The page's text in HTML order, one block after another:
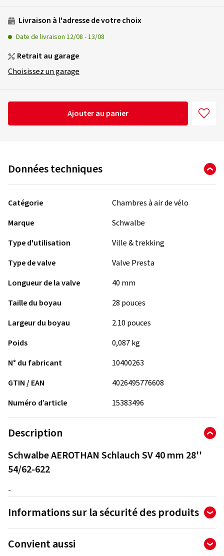
Livraison à l'adresse de votre choix
Date de livraison 12/08 -13/08
Retrait au garage
Choisissez un garage
Ajouter au panier
Données techniques
Catégorie
Chambres à air de vélo
Marque
Schwalbe
Type d'utilisation
Ville & trekking
Type de valve
Valve Presta
Longueur de la valve
40 mm
Taille du boyau
28 pouces
Largeur du boyau
2.10 pouces
Poids
0,087 kg
N° du fabricant
10400263
GTIN / EAN
4026495776608
Numéro d’article
15383496
Description
Schwalbe AEROTHAN Schlauch SV 40 mm 28''
54/62-622
-
Informations sur la sécurité des produits
Ralf Bohle GmbH
Convient aussi